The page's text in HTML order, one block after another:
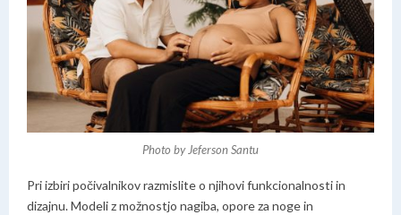
Photo by Jeferson Santu
Pri izbiri počivalnikov razmislite o njihovi funkcionalnosti in
dizajnu. Modeli z možnostjo nagiba, opore za noge in